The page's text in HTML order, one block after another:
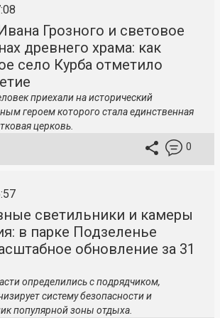
Грозного и световое
древнего храма: как
село Курба отметило
приехали на исторический
героем которого стала единственная
церковь.
0
светильники и камеры
в парке Подзеленье
обновление за 31
определились с подрядчиком,
систему безопасности и
популярной зоны отдыха.